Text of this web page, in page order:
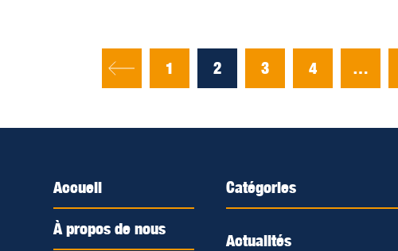
1 2 3 4 …
Accueil
À propos de nous
Catégories
Actualités